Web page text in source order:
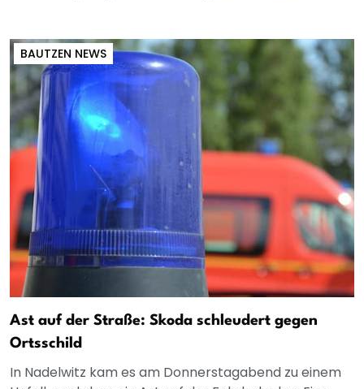
BAUTZEN NEWS
Ast auf der Straße: Skoda schleudert gegen
Ortsschild
In Nadelwitz kam es am Donnerstagabend zu einem